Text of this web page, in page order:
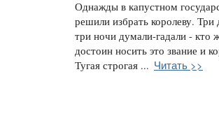
Однажды в капустном
решили избрать королеву. Три
три ночи думали-гадали - кто
достоин носить это звание и
Тугая строгая ... Читать >>